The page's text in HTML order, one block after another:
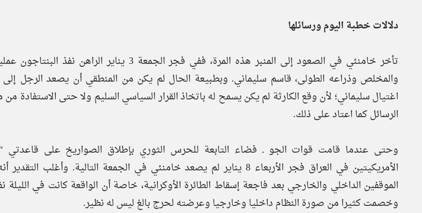
دلالات خطبة اليوم ورسائلها
تأخر خامنئي في الصعود إلى المنبر هذه المرة، ففي فجر الجمعة 3
والمخلص وذراعه الطولى، قاسم سليماني. وبطبيعة الحال لم يكن من المنطقي أن يصعد الرجل
اغتيال سليماني؛ لأن وقع الكارثة لم يكن يسمح له باتخاذ القرار السياسي السليم ولا حتى الاستفادة
الرسائل كما اعتاد على ذلك.
وحتى عندما قامت قوات الجو ـ فضاء التابعة للحرس الثوري بإطلاق الصواريخ على قاعدتي
الأمريكيتين في العراق فجر الأربعاء 8 يناير لم يصعد خامنئي في الجمعة التالية. وأغلب
الموقفين الداخلي والخارجي بعد فاجعة إسقاط الطائرة الأوكرانية، خاصة أن الواقعة كانت في الليلة
وخصمت كثيرا من صورة النظام داخليا وخارجيا وعرضته لحرج بالغ ليس له نظير.